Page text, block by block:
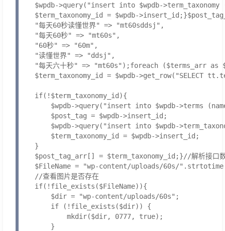
$wpdb->query("insert into $wpdb-
$term_taxonomy_id = $wpdb-
"每天60秒读懂世界" => "mt60sddsj",
"每天60秒" => "mt60s",
"60秒" => "60m",
"读懂世界" => "ddsj",
"每天六十秒" => "mt60s");foreach ($terms_arr as
$term_taxonomy_id = $wpdb->get_row("SELECT
if(!$term_taxonomy_id){
$wpdb->query("insert into $wpdb->terms
$post_tag = $wpdb->insert_id;
$wpdb->query("insert into $wpdb-
$term_taxonomy_id = $wpdb->insert_id;
}
$post_tag_arr[] = $term_taxonomy_id;}//解析接口
$FileName = "wp-content/uploads/60s/
//查看图片是否存在
if(!file_exists($FileName)){
$dir = "wp-content/uploads/60s";
if (!file_exists($dir)) {
mkdir($dir, 0777, true);
}